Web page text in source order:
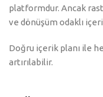
platformdur. Ancak
ve dönüşüm odaklı
Doğru içerik planı ile
artırılabilir.